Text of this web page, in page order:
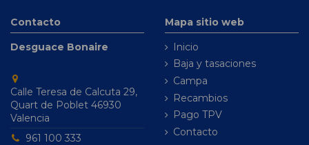
Contacto
Desguace Bonaire
Calle Teresa de Calcuta 29,
Quart de Poblet 46930
Valencia
961 100 333
Mapa sitio web
Inicio
Baja y tasaciones
Campa
Recambios
Pago TPV
Contacto